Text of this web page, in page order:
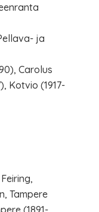
ja
Carolus
Kotvio (1917-
Tampere
(1891-